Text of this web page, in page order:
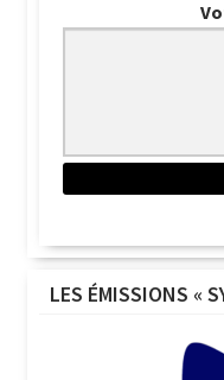
LES ÉMISSIONS «